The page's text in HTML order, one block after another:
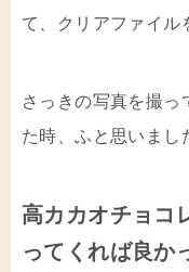
て、クリアファイル
さっきの写真を撮っ
た時、ふと思いまし
高カカオチョコ
ってくれば良か